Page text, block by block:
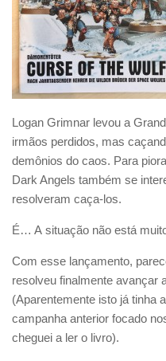
Logan Grimnar levou a
irmãos perdidos, mas
demônios do caos. Para
Dark Angels também se
resolveram caça-los.
É… A situação não está
Com esse lançamento,
resolveu finalmente avançar
(Aparentemente isto já tinha
campanha anterior focado
cheguei a ler o livro).